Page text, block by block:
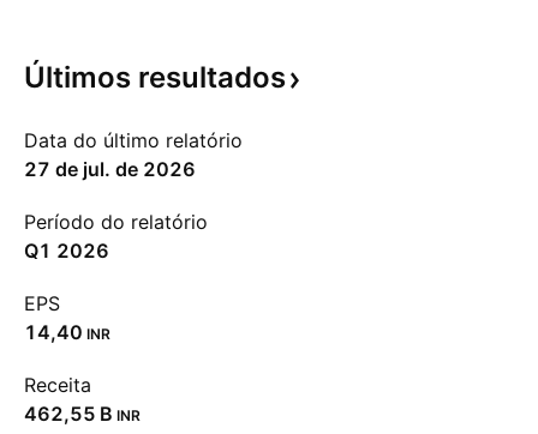
Últimos resultados
Data do último relatório
27 de jul. de 2026
Período do relatório
Q1 2026
EPS
14,40 INR
Receita
‪462,55 B‬ INR